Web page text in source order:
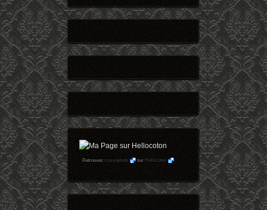
Retrouvezmaryophoto surHellocoton